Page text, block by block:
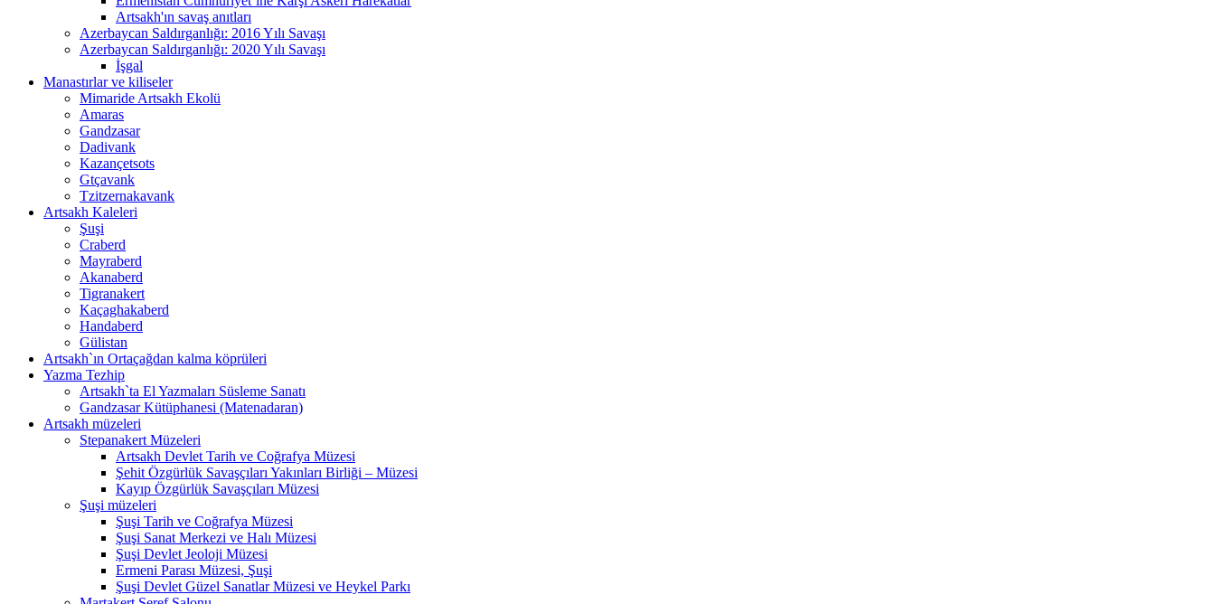
Artsakh'ın savaş anıtları
Azerbaycan Saldırganlığı: 2016 Yılı Savaşı
Azerbaycan Saldırganlığı: 2020 Yılı Savaşı
İşgal
Manastırlar ve kiliseler
Mimaride Artsakh Ekolü
Amaras
Gandzasar
Dadivank
Kazançetsots
Gtçavank
Tzitzernakavank
Artsakh Kaleleri
Şuşi
Craberd
Mayraberd
Akаnaberd
Tigranakert
Kaçaghakaberd
Handaberd
Gülistan
Artsakh`ın Ortaçağdan kalma köprüleri
Yazma Tezhip
Artsakh`ta El Yazmaları Süsleme Sanatı
Gandzasar Kütüphanesi (Matenadaran)
Artsakh müzeleri
Stepanakert Müzeleri
Artsakh Devlet Tarih ve Coğrafya Müzesi
Şehit Özgürlük Savaşçıları Yakınları Birliği – Müzesi
Kayıp Özgürlük Savaşçıları Müzesi
Şuşi müzeleri
Şuşi Tarih ve Coğrafya Müzesi
Şuşi Sanat Merkezi ve Halı Müzesi
Şuşi Devlet Jeoloji Müzesi
Ermeni Parası Müzesi, Şuşi
Şuşi Devlet Güzel Sanatlar Müzesi ve Heykel Parkı